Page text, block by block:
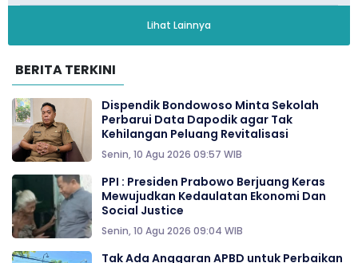
Lihat Lainnya
BERITA TERKINI
Dispendik Bondowoso Minta Sekolah
Perbarui Data Dapodik agar Tak
Kehilangan Peluang Revitalisasi
Senin, 10 Agu 2026 09:57 WIB
PPI : Presiden Prabowo Berjuang Keras
Mewujudkan Kedaulatan Ekonomi Dan
Social Justice
Senin, 10 Agu 2026 09:04 WIB
Tak Ada Anggaran APBD untuk Perbaikan